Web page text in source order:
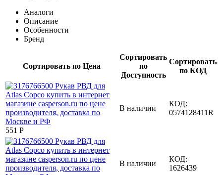
Аналоги
Описание
Особенности
Бренд
Сортировать по Цена
Сортировать
по
Доступность
Сортировать
по КОД
‍551‍ Р
В наличии
КОД:
0574128411R
В наличии
КОД:
1626439